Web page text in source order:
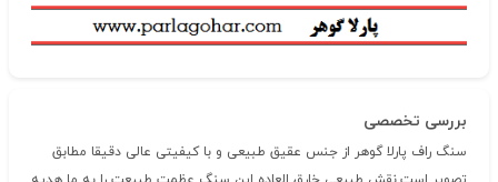
بررسی تخصصی
سنگ راف پارلا گوهر از جنس عقیق طبیعی و با کیفیتی عالی دقیقا مطابق